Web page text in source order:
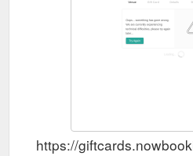
https://